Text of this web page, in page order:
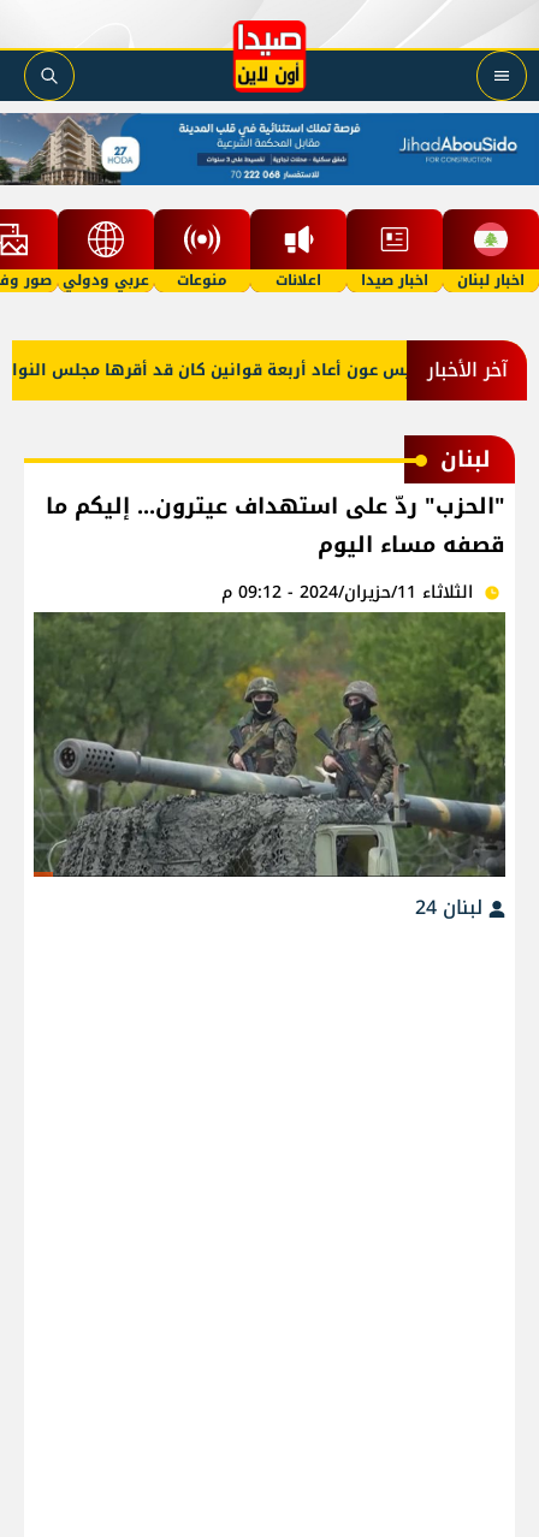
اخبار لبنان اخبار صيدا اعلانات منوعات عربي ودولي صور
آخر الأخبارالرئيس عون أعاد أربعة قوانين كان قد أقرها مجلس النواب
لبنان
"الحزب" ردّ على استهداف عيترون... إليكم ما
قصفه مساء اليوم
الثلاثاء 11/حزيران/2024 - 09:12 م
لبنان 24